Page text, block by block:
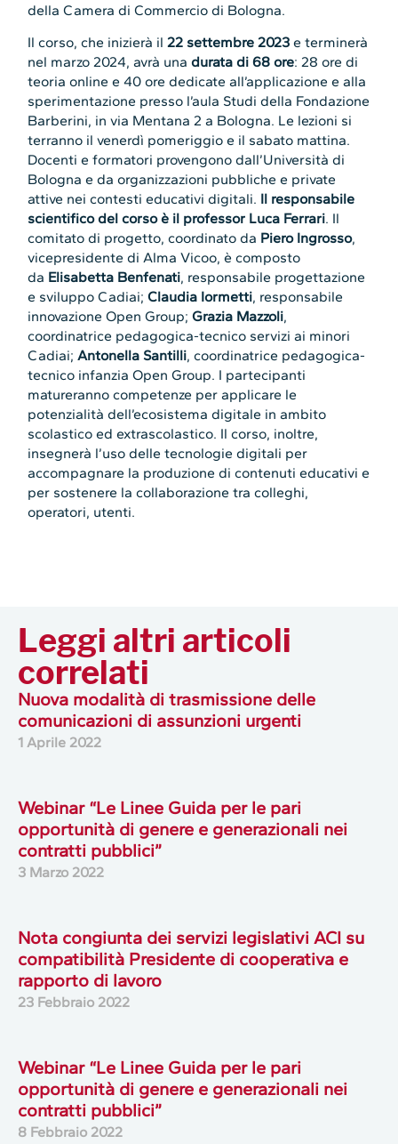
della Camera di Commercio di Bologna.
Il corso, che inizierà il22 settembre 2023 e terminerà
nel marzo 2024, avrà unadurata di 68 ore: 28 ore di
teoria online e 40 ore dedicate all’applicazione e alla
sperimentazione presso l’aula Studi della Fondazione
Barberini, in via Mentana 2 a Bologna. Le lezioni si
terranno il venerdì pomeriggio e il sabato mattina.
Docenti e formatori provengono dall’Università di
Bologna e da organizzazioni pubbliche e private
attive nei contesti educativi digitali. Il responsabile
scientifico del corso è il professor Luca Ferrari. Il
comitato di progetto, coordinato da Piero Ingrosso,
vicepresidente di Alma Vicoo, è composto
da Elisabetta Benfenati, responsabile progettazione
e sviluppo Cadiai;Claudia Iormetti, responsabile
innovazione Open Group;Grazia Mazzoli,
coordinatrice pedagogica-tecnico servizi ai minori
Cadiai;Antonella Santilli, coordinatrice pedagogica-
tecnico infanzia Open Group. I partecipanti
matureranno competenze per applicare le
potenzialità dell’ecosistema digitale in ambito
scolastico ed extrascolastico. Il corso, inoltre,
insegnerà l’uso delle tecnologie digitali per
accompagnare la produzione di contenuti educativi e
per sostenere la collaborazione tra colleghi,
operatori, utenti.
Leggi altri articoli
correlati
Nuova modalità di trasmissione delle
comunicazioni di assunzioni urgenti
1 Aprile 2022
Webinar “Le Linee Guida per le pari
opportunità di genere e generazionali nei
contratti pubblici”
3 Marzo 2022
Nota congiunta dei servizi legislativi ACI su
compatibilità Presidente di cooperativa e
rapporto di lavoro
23 Febbraio 2022
Webinar “Le Linee Guida per le pari
opportunità di genere e generazionali nei
contratti pubblici”
8 Febbraio 2022